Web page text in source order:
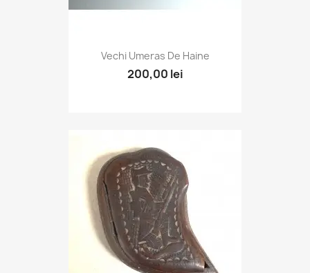
Vechi Umeras De Haine
200,00 lei